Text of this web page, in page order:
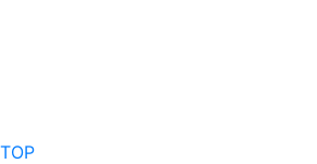
TOP